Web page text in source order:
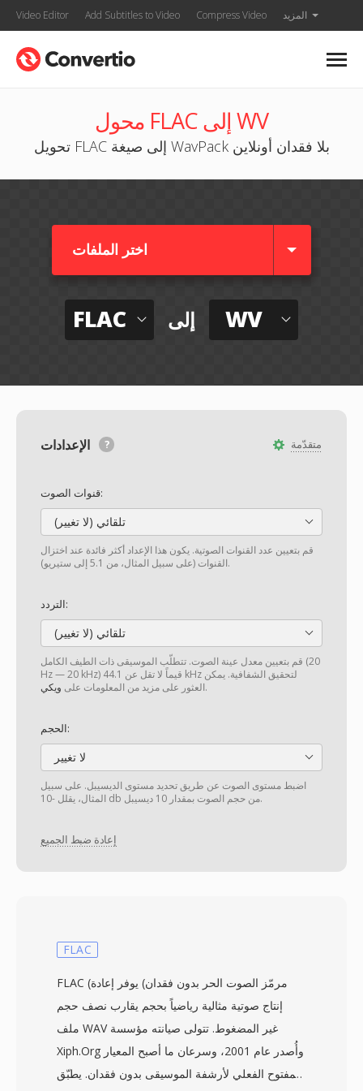
Video Editor Add Subtitles to Video Compress Video المزيد
محول FLAC إلى WV
تحويل FLAC إلى صيغة WavPack بلا فقدان أونلاين
اختر الملفات
FLAC إلى WV
متقدّمة
قنوات الصوت:
تلقائي (لا تغيير)
قم بتعيين عدد القنوات الصوتية. يكون هذا الإعداد أكثر فائدة عند اختزال
القنوات (على سبيل المثال، من 5.1 إلى ستيريو).
التردد:
تلقائي (لا تغيير)
قم بتعيين معدل عينة الصوت. تتطلّب الموسيقى ذات الطيف الكامل (20
Hz — 20 kHz) قيماً لا تقل عن 44.1 kHz لتحقيق الشفافية. يمكن
العثور على مزيد من المعلومات على ويكي .
الحجم:
لا تغيير
اضبط مستوى الصوت عن طريق تحديد مستوى الديسيبل. على سبيل
المثال، يقلل -10 db من حجم الصوت بمقدار 10 ديسيبل.
إعادة ضبط الجميع
FLAC
FLAC (مرمّز الصوت الحر بدون فقدان) يوفر إعادة
إنتاج صوتية مثالية رياضياً بحجم يقارب نصف حجم
ملف WAV غير المضغوط. تتولى صيانته مؤسسة
Xiph.Org وأُصدر عام 2001، وسرعان ما أصبح المعيار
المفتوح الفعلي لأرشفة الموسيقى بدون فقدان. يطبّق